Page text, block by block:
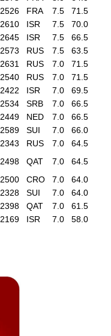
2526 FRA 7.5
71.5
2610 ISR 7.5
70.0
2645 ISR 7.5
66.5
2573 RUS 7.5
63.5
2631 RUS 7.0
71.5
2540 RUS 7.0
71.5
2422 ISR 7.0
69.5
2534 SRB 7.0
66.5
2449 NED 7.0
66.5
2589 SUI 7.0
66.0
2343 RUS 7.0
64.5
2498 QAT 7.0
64.5
2500 CRO 7.0
64.0
2328 SUI 7.0
64.0
2398 QAT 7.0
61.5
2169 ISR 7.0 58.0